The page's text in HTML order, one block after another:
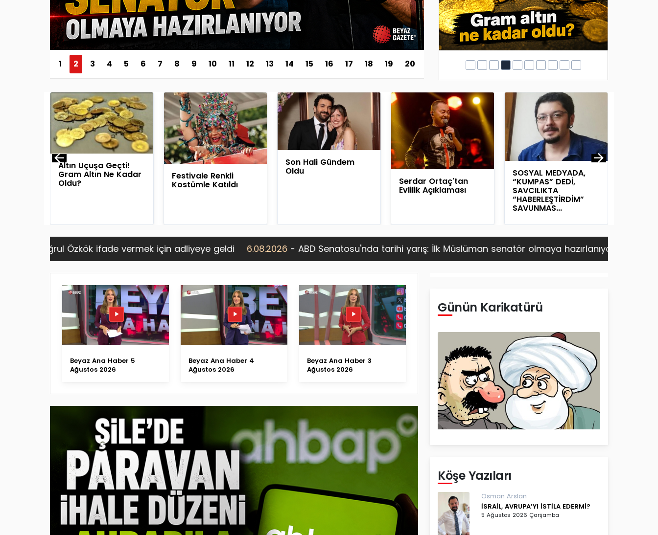
1 2 3 4 5 6 7 8 9 10 11 12 13 14 15 16 17 18 19 20
Altın Uçuşa Geçti!
Gram Altın Ne Kadar
Oldu?
Festivale Renkli
Kostümle Katıldı
Son Hali Gündem
Oldu
Serdar Ortaç'tan
Evlilik Açıklaması
SOSYAL MEDYADA,
“KUMPAS” DEDİ,
SAVCILIKTA
“HABERLEŞTİRDİM”
SAVUNMAS...
Özkök ifade vermek için adliyeye geldi 6.08.2026- ABD Senatosu'nda tarihi yarış: İlk Müslüman senatör olmaya hazırlanıyor 6.08.2026
Beyaz Ana Haber 5
Ağustos 2026
Beyaz Ana Haber 4
Ağustos 2026
Beyaz Ana Haber 3
Ağustos 2026
Günün Karikatürü
Köşe Yazıları
Osman Arslan
İSRAİL, AVRUPA’YI İSTİLA EDERMİ?
5 Ağustos 2026 Çarşamba